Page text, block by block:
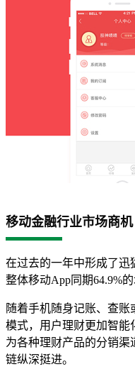
移动金融行业市场商机
在过去的一年中形成了迅
整体移动App同期64.9%
随着手机随身记账、查
模式，用户理财更加智能
为各种理财产品的分销渠
链纵深挺进。